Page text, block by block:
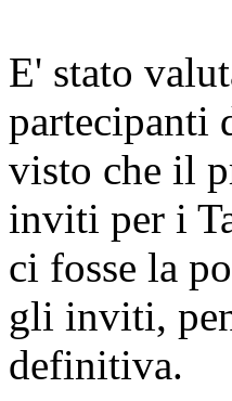
E' stato
partecipanti
visto che il
inviti per i
ci fosse la
gli inviti,
definitiva.